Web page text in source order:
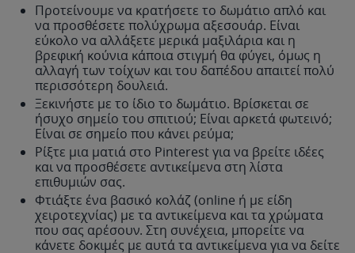
Προτείνουμε να κρατήσετε το δωμάτιο απλό και
να προσθέσετε πολύχρωμα αξεσουάρ. Είναι
εύκολο να αλλάξετε μερικά μαξιλάρια και η
βρεφική κούνια κάποια στιγμή θα φύγει, όμως η
αλλαγή των τοίχων και του δαπέδου απαιτεί πολύ
περισσότερη δουλειά.
Ξεκινήστε με το ίδιο το δωμάτιο. Βρίσκεται σε
ήσυχο σημείο του σπιτιού; Είναι αρκετά φωτεινό;
Είναι σε σημείο που κάνει ρεύμα;
Ρίξτε μια ματιά στο Pinterest για να βρείτε ιδέες
και να προσθέσετε αντικείμενα στη λίστα
επιθυμιών σας.
Φτιάξτε ένα βασικό κολάζ (online ή με είδη
χειροτεχνίας) με τα αντικείμενα και τα χρώματα
που σας αρέσουν. Στη συνέχεια, μπορείτε να
κάνετε δοκιμές με αυτά τα αντικείμενα για να δείτε